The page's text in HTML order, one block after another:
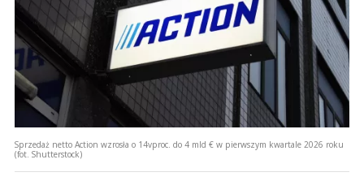
Sprzedaż netto Action wzrosła o 14vproc. do 4 mld € w pierwszym kwartale 2026 roku
(fot. Shutterstock)